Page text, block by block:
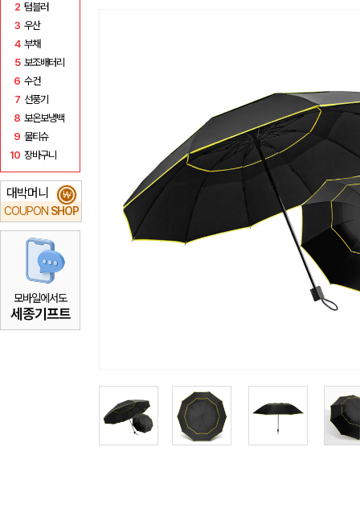
2 텀블러
3 우산
4 부채
5 보조배터리
6 수건
7 선풍기
8 보온보냉백
9 물티슈
10 장바구니
대박머니
COUPON SHOP
₩
모바일에서도
세종기프트